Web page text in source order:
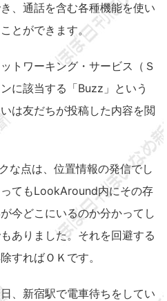
、通話を含む各種機能を使い
とができます。
トワーキング・サービス（Ｓ
に該当する「Buzz」という
は友だちが投稿した内容を閲
な点は、位置情報の発信でし
てもLookAround内にその存
今どこにいるのか分かってし
ありました。それを回避する
すればＯＫです。
、新宿駅で電車待ちをしてい